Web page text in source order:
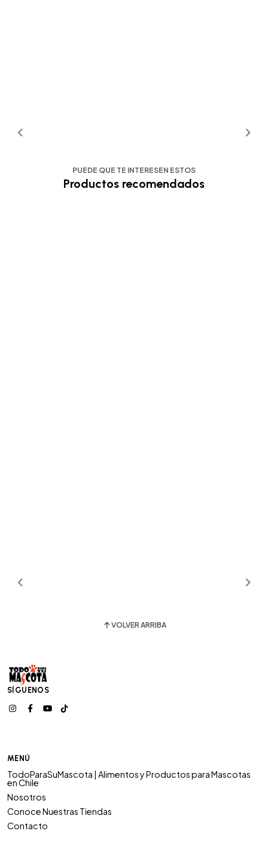
PUEDE QUE TE INTERESEN ESTOS
Productos recomendados
VOLVER ARRIBA
SÍGUENOS
MENÚ
TodoParaSuMascota | Alimentos y Productos para Mascotas
en Chile
Nosotros
Conoce Nuestras Tiendas
Contacto